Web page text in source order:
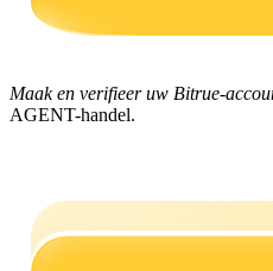
Handelsstrategieën
Verdienen
Maak en verifieer uw Bitrue-
AGENT-handel.